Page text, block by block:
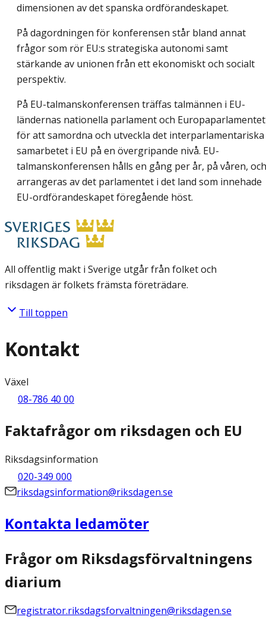
dimensionen av det spanska ordförandeskapet.
På dagordningen för konferensen står bland annat
frågor som rör EU:s strategiska autonomi samt
stärkande av unionen från ett ekonomiskt och socialt
perspektiv.
På EU-talmanskonferensen träffas talmännen i EU-
ländernas nationella parlament och Europaparlamentet
för att samordna och utveckla det interparlamentariska
samarbetet i EU på en övergripande nivå. EU-
talmanskonferensen hålls en gång per år, på våren, och
arrangeras av det parlamentet i det land som innehade
EU-ordförandeskapet föregående höst.
All offentlig makt i Sverige utgår från folket och
riksdagen är folkets främsta företrädare.
Till toppen
Kontakt
Växel
08-786 40 00
Faktafrågor om riksdagen och EU
Riksdagsinformation
020-349 000
riksdagsinformation@riksdagen.se
Kontakta ledamöter
Frågor om Riksdagsförvaltningens
diarium
registrator.riksdagsforvaltningen@riksdagen.se